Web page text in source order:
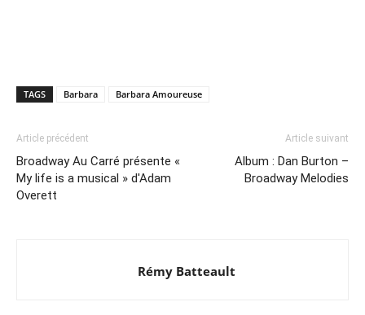
TAGS Barbara Barbara Amoureuse
Article précédent
Broadway Au Carré présente «
My life is a musical » d'Adam
Overett
Article suivant
Album : Dan Burton –
Broadway Melodies
Rémy Batteault